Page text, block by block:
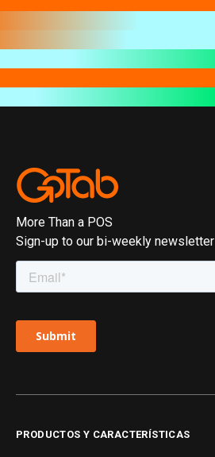
More Than a POS
Sign-up to our bi-weekly newsletter
PRODUCTOS Y CARACTERÍSTICAS